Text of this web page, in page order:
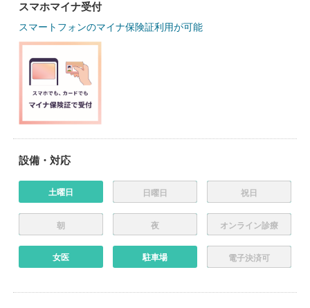
スマホマイナ受付
スマートフォンのマイナ保険証利用が可能
設備・対応
土曜日 日曜日 祝日
朝 夜 オンライン診療
女医 駐車場 電子決済可